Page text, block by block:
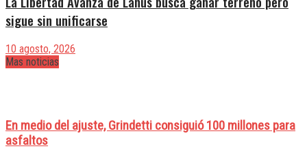
sigue sin unificarse
10 agosto, 2026
Mas noticias
En medio del ajuste, Grindetti consiguió 100 millones para
asfaltos